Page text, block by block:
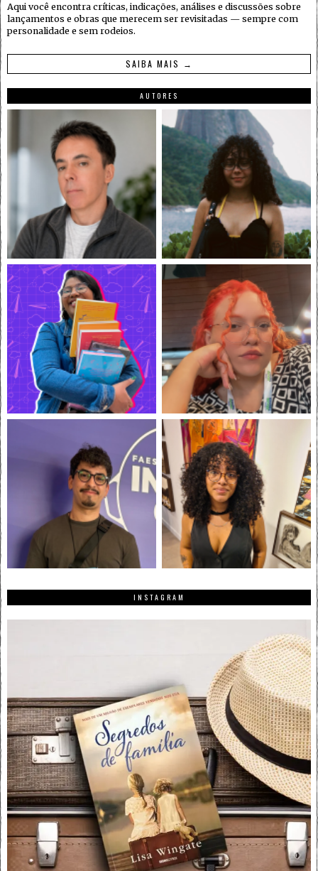
Aqui você encontra críticas, indicações, análises e discussões sobre
lançamentos e obras que merecem ser revisitadas — sempre com
personalidade e sem rodeios.
SAIBA MAIS →
AUTORES
INSTAGRAM